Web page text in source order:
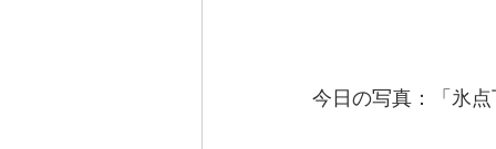
今日の写真：「氷点